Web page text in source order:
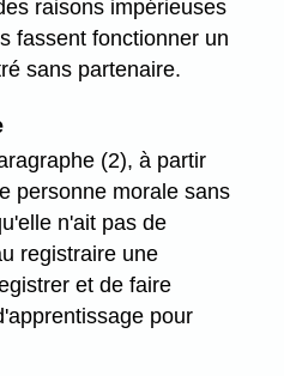
raisons impérieuses
fassent fonctionner un
sans partenaire.
(2), à partir
personne morale sans
n'ait pas de
registraire une
et de faire
pour